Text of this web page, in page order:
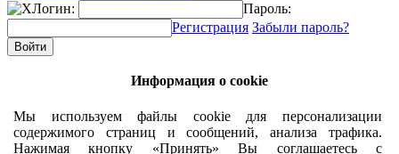
Логин:
Пароль:
Регистрация Забыли пароль?
Информация о cookie
Мы используем файлы cookie для персонализации
содержимого страниц и сообщений, анализа трафика.
Нажимая кнопку «Принять» Вы соглашаетесь с